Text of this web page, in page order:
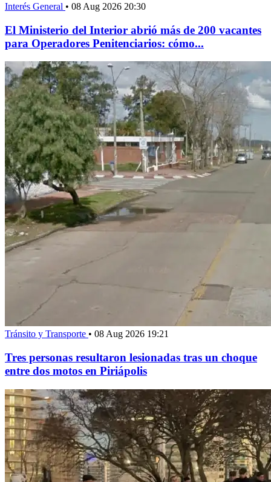
Interés General • 08 Aug 2026 20:30
El Ministerio del Interior abrió más de 200 vacantes
para Operadores Penitenciarios: cómo...
Tránsito y Transporte • 08 Aug 2026 19:21
Tres personas resultaron lesionadas tras un choque
entre dos motos en Piriápolis